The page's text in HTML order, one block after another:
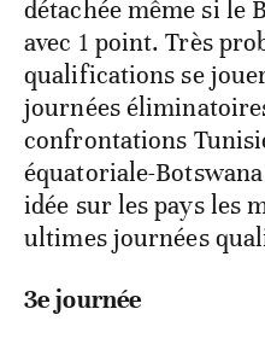
détachée même si le
avec 1 point. Très
qualifications se
journées
confrontations
équatoriale-
idée sur les pays les
ultimes journées
3e journée